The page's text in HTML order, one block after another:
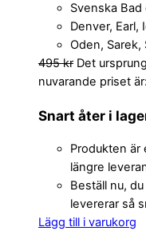
Svenska
Denver, Earl,
Oden, Sarek,
495kr Det
nuvarande priset
Snart åter i
Produkten är
längre
Beställ nu,
levererar så
Lägg till i varukorg